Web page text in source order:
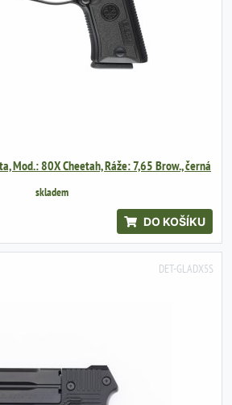
Mod.: 80X Cheetah, Ráže: 7,65 Brow., černá
skladem
DO KOŠÍKU
DET-GLADX5S